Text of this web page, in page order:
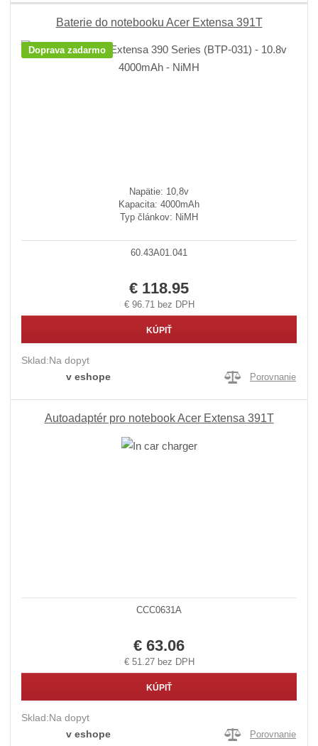
Baterie do notebooku Acer Extensa 391T
Doprava zadarmo
Napätie: 10,8v
Kapacita: 4000mAh
Typ článkov: NiMH
60.43A01.041
€ 118.95
€ 96.71 bez DPH
KÚPIŤ
Sklad:Na dopyt
v eshope
Porovnanie
Autoadaptér pro notebook Acer Extensa 391T
CCC0631A
€ 63.06
€ 51.27 bez DPH
KÚPIŤ
Sklad:Na dopyt
v eshope
Porovnanie